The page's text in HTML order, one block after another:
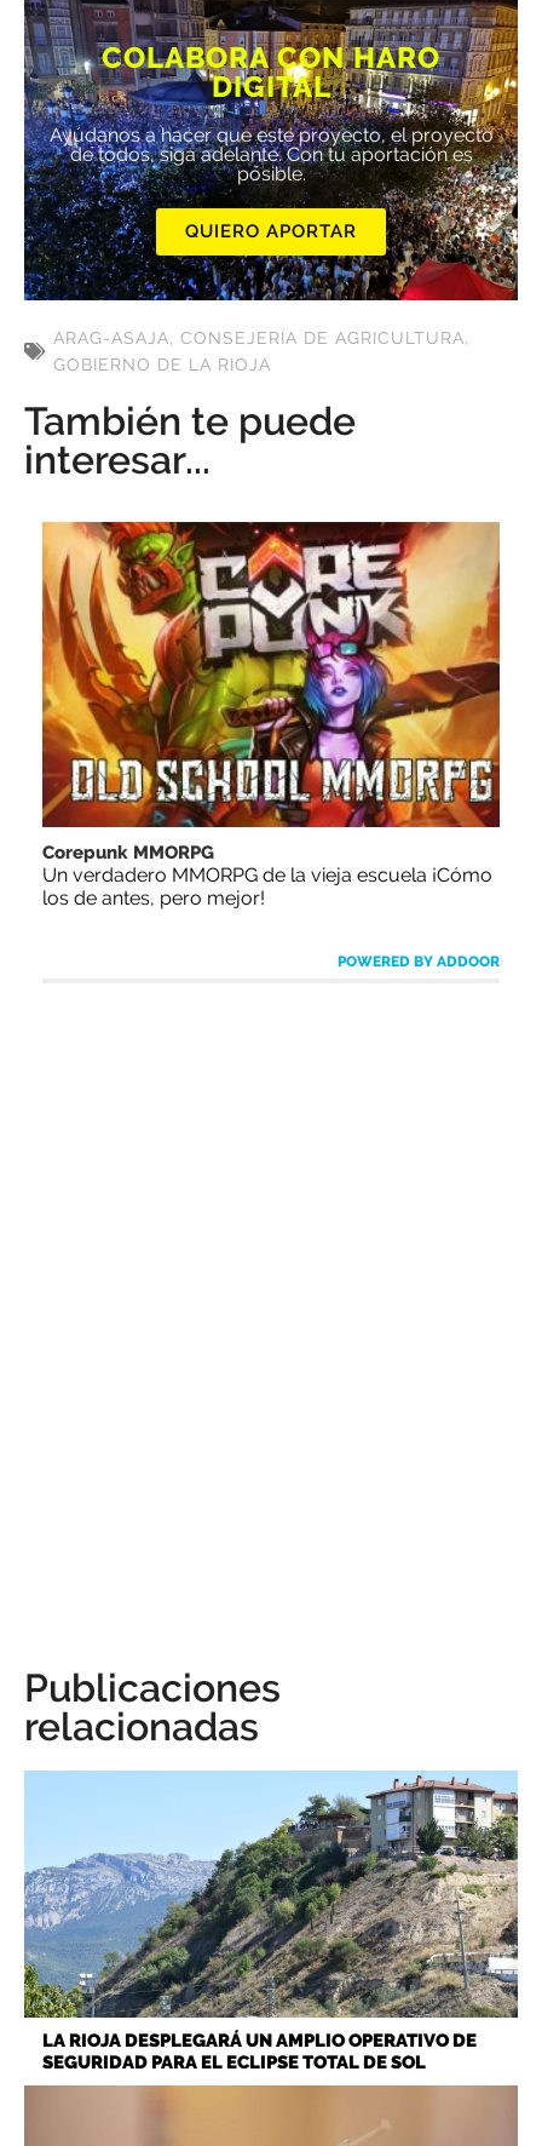
COLABORA CON HARO
DIGITAL
Ayúdanos a hacer que este proyecto, el proyecto
de todos, siga adelante. Con tu aportación es
posible.
QUIERO APORTAR
ARAG-ASAJA, CONSEJERÍA DE AGRICULTURA,
GOBIERNO DE LA RIOJA
También te puede
interesar...
Corepunk MMORPG
Un verdadero MMORPG de la vieja escuela ¡Cómo
los de antes, pero mejor!
POWERED BY ADDOOR
Publicaciones
relacionadas
LA RIOJA DESPLEGARÁ UN AMPLIO OPERATIVO DE
SEGURIDAD PARA EL ECLIPSE TOTAL DE SOL